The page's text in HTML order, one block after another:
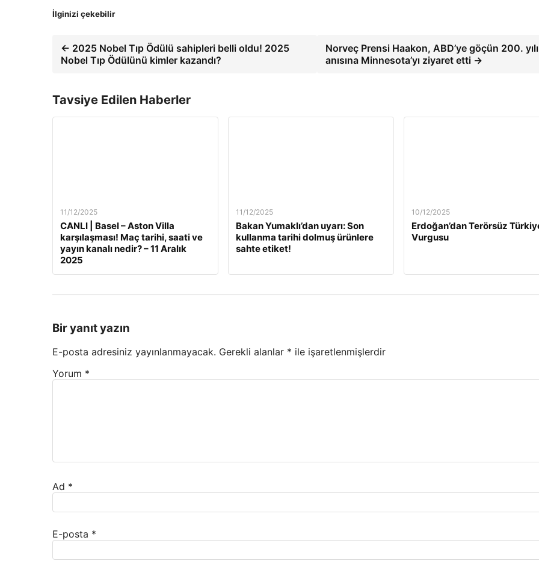
İlginizi çekebilir
← 2025 Nobel Tıp Ödülü sahipleri belli oldu! 2025
Nobel Tıp Ödülünü kimler kazandı?
Norveç Prensi Haakon, ABD’ye göçün 200. yılı
anısına Minnesota’yı ziyaret etti →
Tavsiye Edilen Haberler
11/12/2025
CANLI | Basel – Aston Villa
karşılaşması! Maç tarihi, saati ve
yayın kanalı nedir? – 11 Aralık
2025
11/12/2025
Bakan Yumaklı’dan uyarı: Son
kullanma tarihi dolmuş ürünlere
sahte etiket!
10/12/2025
Erdoğan’dan Terörsüz
Vurgusu
Bir yanıt yazın
E-posta adresiniz yayınlanmayacak. Gerekli alanlar * ile işaretlenmişlerdir
Yorum *
Ad *
E-posta *